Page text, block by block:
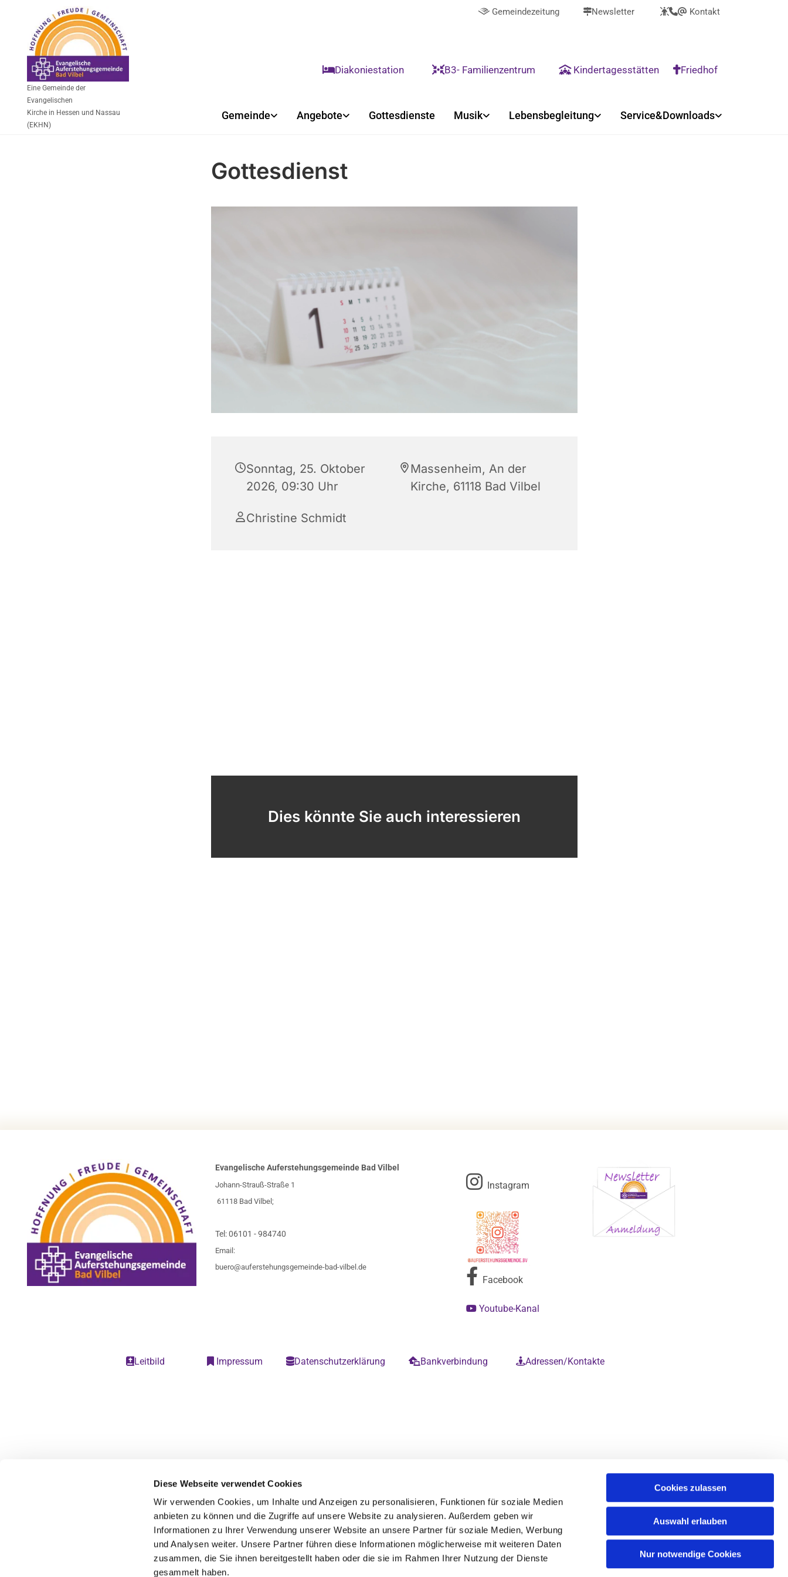
Diese Webseite verwendet Cookies
Wir verwenden Cookies, um Inhalte und Anzeigen zu personalisieren, Funktionen für soziale Medien
anbieten zu können und die Zugriffe auf unsere Website zu analysieren. Außerdem geben wir
Informationen zu Ihrer Verwendung unserer Website an unsere Partner für soziale Medien, Werbung
und Analysen weiter. Unsere Partner führen diese Informationen möglicherweise mit weiteren Daten
zusammen, die Sie ihnen bereitgestellt haben oder die sie im Rahmen Ihrer Nutzung der Dienste
gesammelt haben.
Cookies zulassen
Auswahl erlauben
Nur notwendige Cookies
Eine Gemeinde der
Evangelischen
Kirche in Hessen und Nassau
(EKHN)
Gemeindezeitung Newsletter @ Kontakt
Diakoniestation B3- Familienzentrum  Kindertagesstätten Friedhof
Gemeinde Angebote Gottesdienste Musik Lebensbegleitung Service&Downloads
Gottesdienst
Sonntag, 25. Oktober
2026, 09:30 Uhr
Massenheim, An der
Kirche, 61118 Bad Vilbel
Christine Schmidt
Dies könnte Sie auch interessieren
Evangelische Auferstehungsgemeinde Bad Vilbel
Johann-Strauß-Straße 1
61118 Bad Vilbel;
Tel:06101 - 984740
Email:
buero@auferstehungsgemeinde-bad-vilbel.de
 Instagram
 Facebook
Youtube-Kanal
Leitbild  Impressum Datenschutzerklärung Bankverbindung Adressen/Kontakte